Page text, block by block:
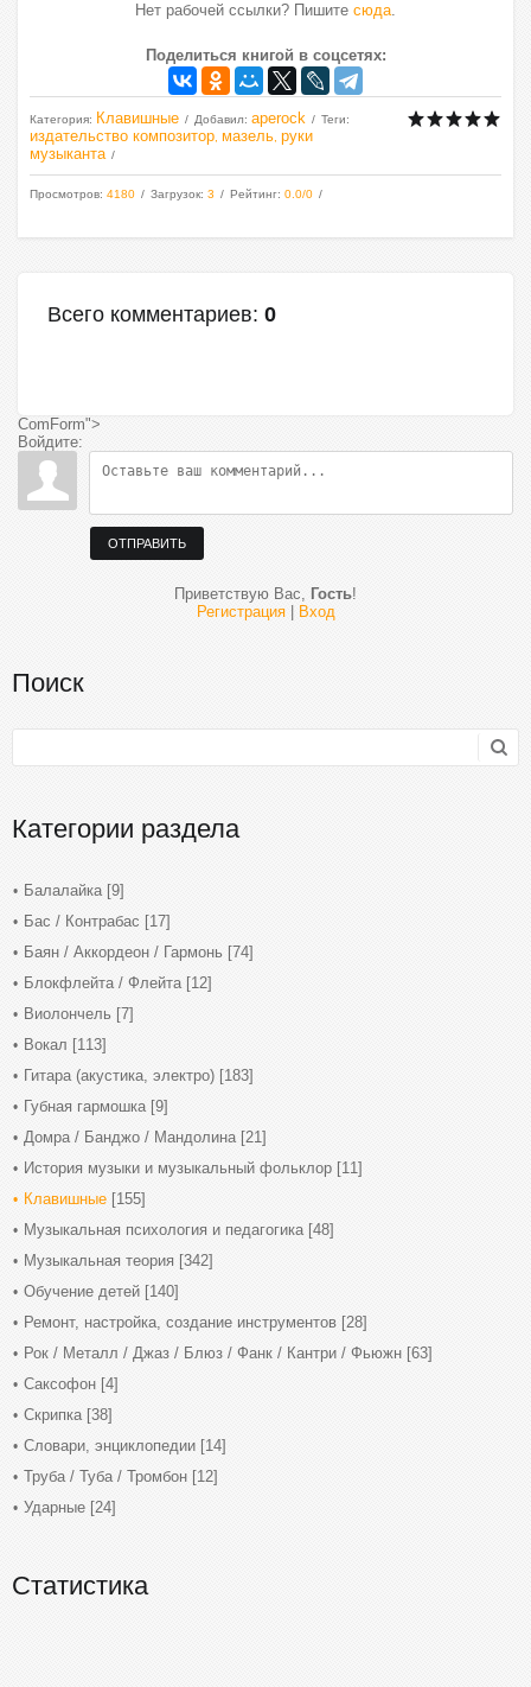
Нет рабочей ссылки? Пишите сюда.
Поделиться книгой в соцсетях:
Категория: Клавишные Добавил: aperock Теги:
издательство композитор мазель руки
музыканта
Просмотров: 4180 Загрузок: 3 Рейтинг: 0.0/0
Всего комментариев: 0
ComForm">
Войдите:
ОТПРАВИТЬ
Приветствую Вас, Гость!
Регистрация| Вход
Поиск
Категории раздела
Балалайка [9]
Бас / Контрабас [17]
Баян / Аккордеон / Гармонь [74]
Блокфлейта / Флейта [12]
Виолончель [7]
Вокал [113]
Гитара (акустика, электро) [183]
Губная гармошка [9]
Домра / Банджо / Мандолина [21]
История музыки и музыкальный фольклор [11]
Клавишные [155]
Музыкальная психология и педагогика [48]
Музыкальная теория [342]
Обучение детей [140]
Ремонт, настройка, создание инструментов [28]
Рок / Металл / Джаз / Блюз / Фанк / Кантри / Фьюжн [63]
Саксофон [4]
Скрипка [38]
Словари, энциклопедии [14]
Труба / Туба / Тромбон [12]
Ударные [24]
Статистика